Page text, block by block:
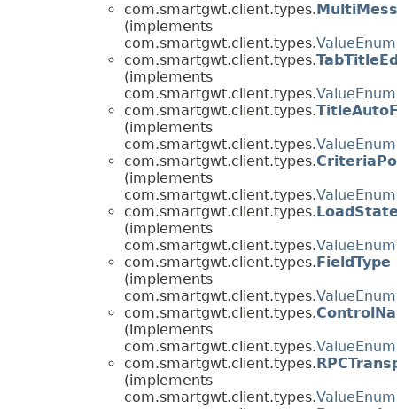
com.smartgwt.client.types.
(implements
com.smartgwt.client.types.ValueEnum
com.smartgwt.client.types.
(implements
com.smartgwt.client.types.ValueEnum
com.smartgwt.client.types.
(implements
com.smartgwt.client.types.ValueEnum
com.smartgwt.client.types.
(implements
com.smartgwt.client.types.ValueEnum
com.smartgwt.client.types.
(implements
com.smartgwt.client.types.ValueEnum
com.smartgwt.client.types.FieldType
(implements
com.smartgwt.client.types.ValueEnum
com.smartgwt.client.types.
(implements
com.smartgwt.client.types.ValueEnum
com.smartgwt.client.types.
(implements
com.smartgwt.client.types.ValueEnum